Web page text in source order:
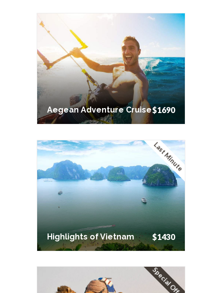
Aegean Adventure
Cruise
$1690
Aegean Adventure Cruise$1690
Last Minute
Highlights of Vietnam $1430
Highlights of Vietnam $1430
Special Offer